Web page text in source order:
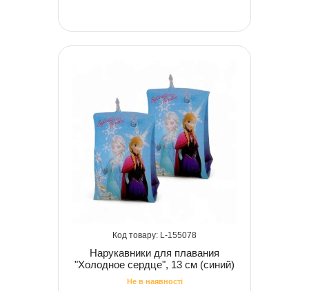
155078
Нарукавники для плавания
"Холодное сердце", 13 см (синий)